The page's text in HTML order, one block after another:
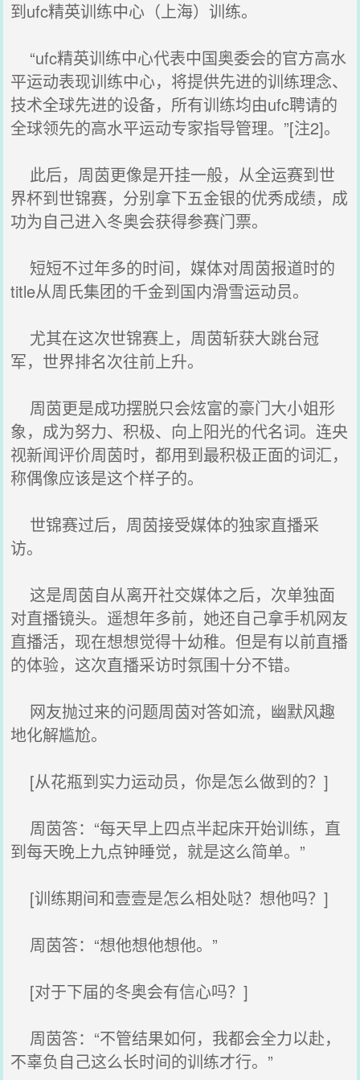
到ufc精英训练中心（上海）训练。
“ufc精英训练中心代表中国奥委会的官方高水
平运动表现训练中心，将提供先进的训练理念、
技术全球先进的设备，所有训练均由ufc聘请的
全球领先的高水平运动专家指导管理。”[注2]。
此后，周茵更像是开挂一般，从全运赛到世
界杯到世锦赛，分别拿下五金银的优秀成绩，成
功为自己进入冬奥会获得参赛门票。
短短不过年多的时间，媒体对周茵报道时的
title从周氏集团的千金到国内滑雪运动员。
尤其在这次世锦赛上，周茵斩获大跳台冠
军，世界排名次往前上升。
周茵更是成功摆脱只会炫富的豪门大小姐形
象，成为努力、积极、向上阳光的代名词。连央
视新闻评价周茵时，都用到最积极正面的词汇，
称偶像应该是这个样子的。
世锦赛过后，周茵接受媒体的独家直播采
访。
这是周茵自从离开社交媒体之后，次单独面
对直播镜头。遥想年多前，她还自己拿手机网友
直播活，现在想想觉得十幼稚。但是有以前直播
的体验，这次直播采访时氛围十分不错。
网友抛过来的问题周茵对答如流，幽默风趣
地化解尴尬。
[从花瓶到实力运动员，你是怎么做到的？]
周茵答：“每天早上四点半起床开始训练，直
到每天晚上九点钟睡觉，就是这么简单。”
[训练期间和壹壹是怎么相处哒？想他吗？]
周茵答：“想他想他想他。”
[对于下届的冬奥会有信心吗？]
周茵答：“不管结果如何，我都会全力以赴，
不辜负自己这么长时间的训练才行。”